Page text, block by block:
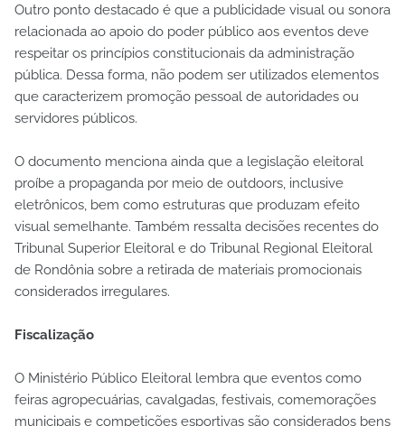
Outro ponto destacado é que a publicidade visual ou sonora
relacionada ao apoio do poder público aos eventos deve
respeitar os princípios constitucionais da administração
pública. Dessa forma, não podem ser utilizados elementos
que caracterizem promoção pessoal de autoridades ou
servidores públicos.
O documento menciona ainda que a legislação eleitoral
proíbe a propaganda por meio de outdoors, inclusive
eletrônicos, bem como estruturas que produzam efeito
visual semelhante. Também ressalta decisões recentes do
Tribunal Superior Eleitoral e do Tribunal Regional Eleitoral
de Rondônia sobre a retirada de materiais promocionais
considerados irregulares.
Fiscalização
O Ministério Público Eleitoral lembra que eventos como
feiras agropecuárias, cavalgadas, festivais, comemorações
municipais e competições esportivas são considerados bens